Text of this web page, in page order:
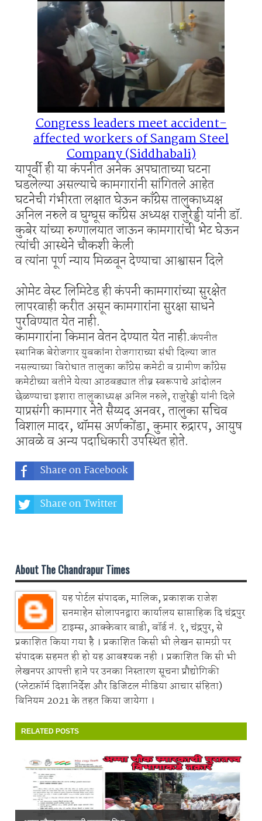
Congress leaders meet accident-
affected workers of Sangam Steel
Company (Siddhabali)
यापूर्वी ही या कंपनीत अनेक अपघाताच्या घटना
घडलेल्या असल्याचे कामगारांनी सांगितले आहेत
घटनेची गंभीरता लक्षात घेऊन काँग्रेस तालुकाध्यक्ष
अनिल नरुले व घुग्घूस काँग्रेस अध्यक्ष राजुरेड्डी यांनी डॉ.
कुबेर यांच्या रुग्णालयात जाऊन कामगारांची भेट घेऊन
त्यांची आस्थेने चौकशी केली
व त्यांना पूर्ण न्याय मिळवून देण्याचा आश्वासन दिले
ओमेट वेस्ट लिमिटेड ही कंपनी कामगारांच्या सुरक्षेत
लापरवाही करीत असून कामगारांना सुरक्षा साधने
पुरविण्यात येत नाही.
कामगारांना किमान वेतन देण्यात येत नाही.कंपनीत
स्थानिक बेरोजगार युवकांना रोजगाराच्या संधी दिल्या जात
नसल्याच्या विरोधात तालुका काँग्रेस कमेटी व ग्रामीण काँग्रेस
कमेटीच्या वतीने येत्या आठवड्यात तीव्र स्वरूपाचे आंदोलन
छेळण्याचा इशारा तालुकाध्यक्ष अनिल नरुले, राजुरेड्डी यांनी दिले
याप्रसंगी कामगार नेते सैय्यद अनवर, तालुका सचिव
विशाल मादर, थॉमस अर्णकोंडा, कुमार रुद्रारप, आयुष
आवळे व अन्य पदाधिकारी उपस्थित होते.
Share on Facebook
Share on Twitter
About The Chandrapur Times
यह पोर्टल संपादक, मालिक, प्रकाशक राजेश
सनमाहेन सोलापनद्वारा कार्यालय साप्ताहिक दि चंद्रपुर
टाइम्स, आक्केवार वाडी, वॉर्ड नं. १, चंद्रपुर, से
प्रकाशित किया गया है । प्रकाशित किसी भी लेखन सामग्री पर
संपादक सहमत ही हो यह आवश्यक नही । प्रकाशित कि सी भी
लेखनपर आपत्ती हाने पर उनका निस्तारण सूचना प्रौद्योगिकी
(प्लेटफ़ॉर्म दिशानिर्देश और डिजिटल मीडिया आचार संहिता)
विनियम 2021 के तहत किया जायेगा ।
RELATED POSTS